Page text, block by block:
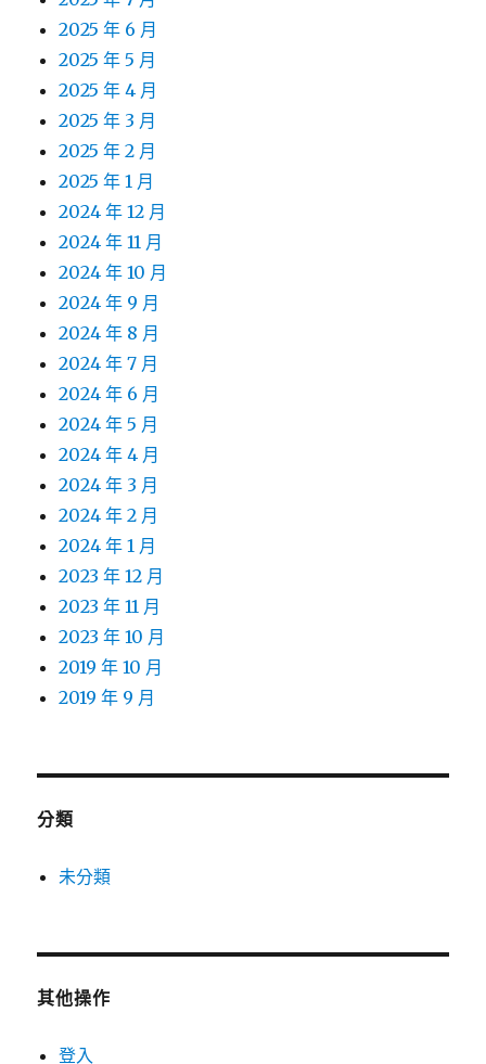
2025 年 6 月
2025 年 5 月
2025 年 4 月
2025 年 3 月
2025 年 2 月
2025 年 1 月
2024 年 12 月
2024 年 11 月
2024 年 10 月
2024 年 9 月
2024 年 8 月
2024 年 7 月
2024 年 6 月
2024 年 5 月
2024 年 4 月
2024 年 3 月
2024 年 2 月
2024 年 1 月
2023 年 12 月
2023 年 11 月
2023 年 10 月
2019 年 10 月
2019 年 9 月
分類
未分類
其他操作
登入